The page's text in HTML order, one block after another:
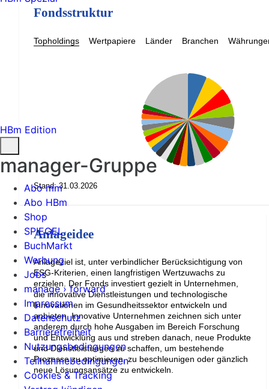
Fondsstruktur
Topholdings Wertpapiere Länder Branchen
Stand: 31.03.2026
Anlageidee
Anlageziel ist, unter verbindlicher Berücksichtigung von
ESG-Kriterien, einen langfristigen Wertzuwachs zu
erzielen. Der Fonds investiert gezielt in Unternehmen,
die innovative Dienstleistungen und technologische
Innovationen im Gesundheitssektor entwickeln und
anbieten. Innovative Unternehmen zeichnen sich unter
anderem durch hohe Ausgaben im Bereich Forschung
und Entwicklung aus und streben danach, neue Produkte
und Dienstleistungen zu schaffen, um bestehende
Prozesse zu optimieren, zu beschleunigen oder gänzlich
neue Lösungsansätze zu entwickeln.
HBm Edition
manager-Gruppe
Abo mm
Abo HBm
Shop
SPIEGEL
BuchMarkt
Werbung
Jobs
manage › forward
Impressum
Datenschutz
Barrierefreiheit
Nutzungsbedingungen
Teilnahmebedingungen
Cookies & Tracking